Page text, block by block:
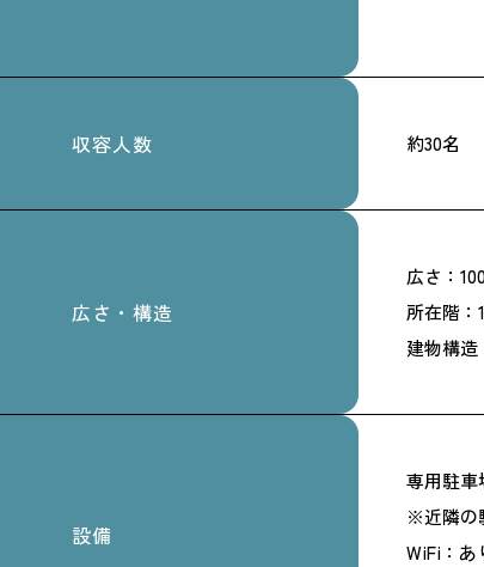
収容人数 約30名
広さ・構造
広さ：
所在階：
建物構造
設備
専用駐車
※近隣の
WiFi：あ